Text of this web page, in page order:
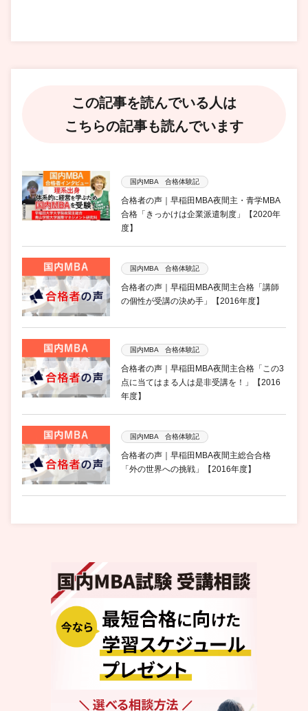
この記事を読んでいる人は
こちらの記事も読んでいます
国内MBA 合格体験記
合格者の声｜早稲田MBA夜間主・青学MBA
合格「きっかけは企業派遣制度」【2020年
度】
国内MBA 合格体験記
合格者の声｜早稲田MBA夜間主合格「講師
の個性が受講の決め手」【2016年度】
国内MBA 合格体験記
合格者の声｜早稲田MBA夜間主合格「この3
点に当てはまる人は是非受講を！」【2016
年度】
国内MBA 合格体験記
合格者の声｜早稲田MBA夜間主総合合格
「外の世界への挑戦」【2016年度】